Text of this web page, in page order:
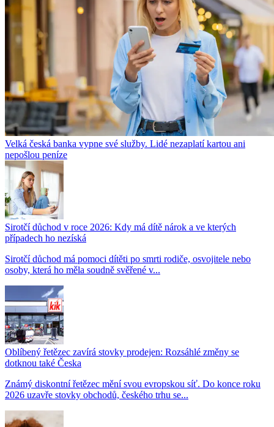
Velká česká banka vypne své služby. Lidé nezaplatí kartou ani
nepošlou peníze
Sirotčí důchod v roce 2026: Kdy má dítě nárok a ve kterých
případech ho nezíská
Sirotčí důchod má pomoci dítěti po smrti rodiče, osvojitele nebo
osoby, která ho měla soudně svěřené v...
Oblíbený řetězec zavírá stovky prodejen: Rozsáhlé změny se
dotknou také Česka
Známý diskontní řetězec mění svou evropskou síť. Do konce roku
2026 uzavře stovky obchodů, českého trhu se...